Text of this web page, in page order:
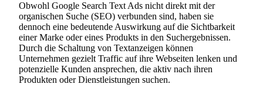
Obwohl Google Search Text Ads nicht direkt mit der
organischen Suche (SEO) verbunden sind, haben sie
dennoch eine bedeutende Auswirkung auf die Sichtbarkeit
einer Marke oder eines Produkts in den Suchergebnissen.
Durch die Schaltung von Textanzeigen können
Unternehmen gezielt Traffic auf ihre Webseiten lenken und
potenzielle Kunden ansprechen, die aktiv nach ihren
Produkten oder Dienstleistungen suchen.